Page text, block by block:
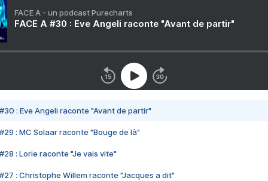
FACE A - un podcast Purecharts
FACE A #30 : Eve Angeli raconte "Avant de partir"
#30 : Eve Angeli raconte "Avant de partir"
#29 : MC Solaar raconte "Bouge de là"
#28 : Lorie raconte "Je vais vite"
#27 : Christophe Willem raconte "Jacques a dit"